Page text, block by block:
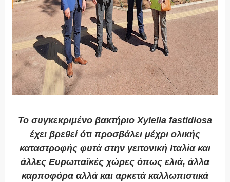
Το συγκεκριμένο βακτήριο Xylella fastidiosa
έχει βρεθεί ότι προσβάλει μέχρι ολικής
καταστροφής φυτά στην γειτονική Ιταλία και
άλλες Ευρωπαϊκές χώρες όπως ελιά, άλλα
καρποφόρα αλλά και αρκετά καλλωπιστικά